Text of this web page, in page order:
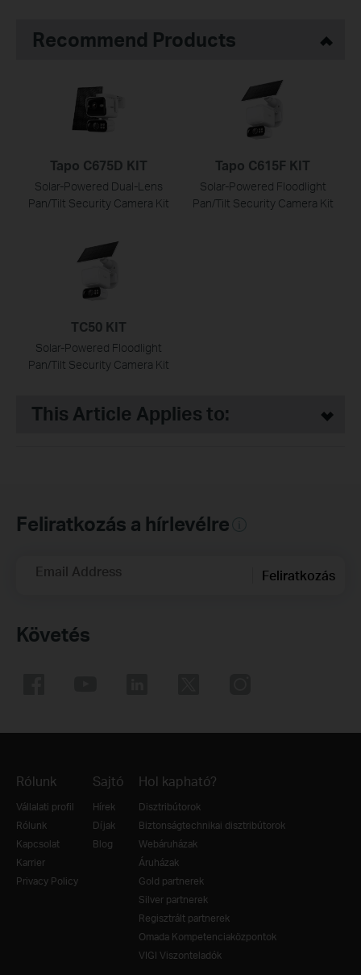
Recommend Products
Tapo C675D KIT
Solar-Powered Dual-Lens
Pan/Tilt Security Camera Kit
Tapo C615F KIT
Solar-Powered Floodlight
Pan/Tilt Security Camera Kit
TC50 KIT
Solar-Powered Floodlight
Pan/Tilt Security Camera Kit
This Article Applies to:
Feliratkozás a hírlevélre
Email Address Feliratkozás
Követés
Rólunk
Vállalati profil
Rólunk
Kapcsolat
Karrier
Privacy Policy
Sajtó
Hírek
Díjak
Blog
Hol kapható?
Disztribútorok
Biztonságtechnikai disztribútorok
Webáruházak
Áruházak
Gold partnerek
Silver partnerek
Regisztrált partnerek
Omada Kompetenciaközpontok
VIGI Viszonteladók